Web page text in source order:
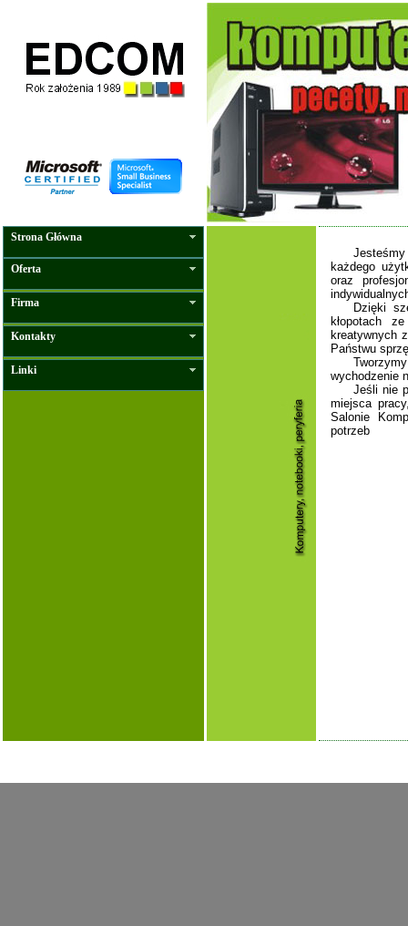
Strona Główna
Oferta
Firma
Kontakty
Linki
każdego
oraz
Dzięki
kłopotach
kreatywnych
Państwu
wychodzenie
Jeśli nie
miejsca
Salonie
potrzeb